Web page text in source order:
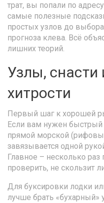
трат, вы попали по
самые полезные
простых узлов до
прогноза клева. Всё
лишних теорий.
Узлы,
хитрости
Первый шаг к хорошей
Если вам нужен быстрый
прямой морской
завязывается одной
Главное – несколько
проверить, не скользит
Для буксировки лодки
лучше брать «бухарный»